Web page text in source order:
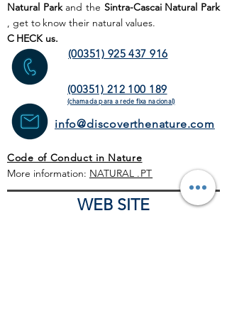
Natural Parkand the Sintra-Cascai Natural Park
, get to know their natural values.
C HECK us.
(00351) 925 437 916
(00351) 212 100 189
(chamada para a rede fixa nacional)
info@discoverthenature.com
Code of Conduct in Nature
More information: NATURAL .PT
WEB SITE